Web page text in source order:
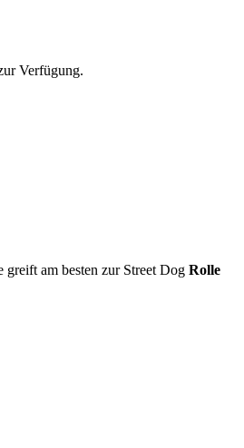
Verfügung.
greift am besten zur Street Dog Rolle